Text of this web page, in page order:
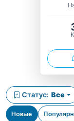
Новые
Статус: Все